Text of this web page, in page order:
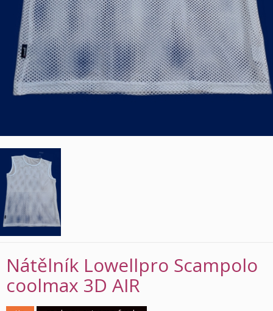
Nátělník Lowellpro Scampolo
coolmax 3D AIR